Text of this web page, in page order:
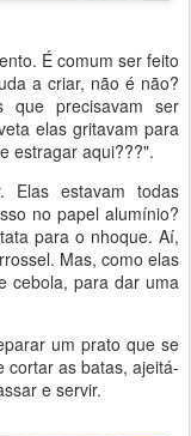
É comum ser feito
a criar, não é não?
que precisavam ser
elas gritavam para
estragar aqui???".
Elas estavam todas
no papel alumínio?
para o nhoque. Aí,
Mas, como elas
cebola, para dar uma
um prato que se
cortar as batas, ajeitá-
e servir.